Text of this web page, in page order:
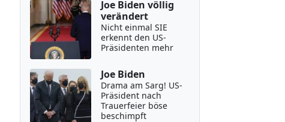
Joe Biden völlig
verändert
Nicht einmal SIE
erkennt den US-
Präsidenten mehr
Joe Biden
Drama am Sarg! US-
Präsident nach
Trauerfeier böse
beschimpft